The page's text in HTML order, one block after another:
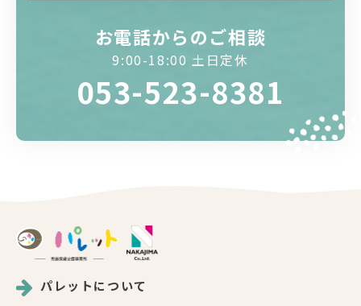
お電話からのご相談
9:00-18:00 土日定休
053-523-8381
パレットについて